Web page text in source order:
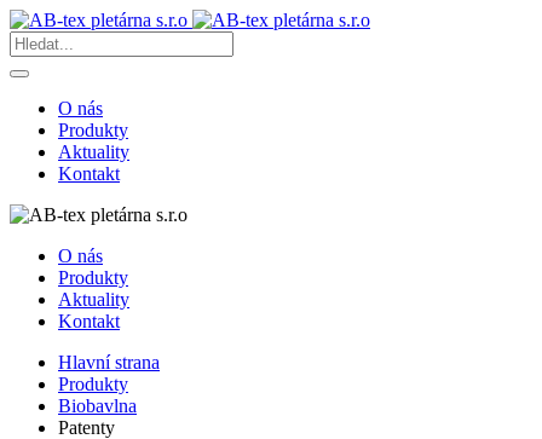
O nás
Produkty
Aktuality
Kontakt
O nás
Produkty
Aktuality
Kontakt
Hlavní strana
Produkty
Biobavlna
Patenty